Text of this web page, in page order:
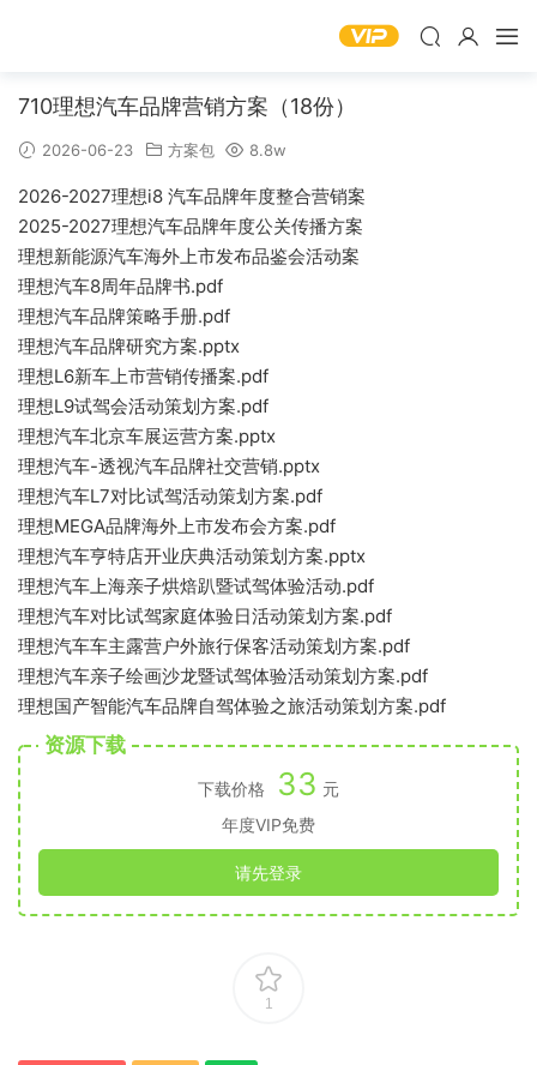
710理想汽车品牌营销方案（18份）
2026-06-23 方案包 8.8w
2026-2027理想i8 汽车品牌年度整合营销案
2025-2027理想汽车品牌年度公关传播方案
理想新能源汽车海外上市发布品鉴会活动案
理想汽车8周年品牌书.pdf
理想汽车品牌策略手册.pdf
理想汽车品牌研究方案.pptx
理想L6新车上市营销传播案.pdf
理想L9试驾会活动策划方案.pdf
理想汽车北京车展运营方案.pptx
理想汽车-透视汽车品牌社交营销.pptx
理想汽车L7对比试驾活动策划方案.pdf
理想MEGA品牌海外上市发布会方案.pdf
理想汽车亨特店开业庆典活动策划方案.pptx
理想汽车上海亲子烘焙趴暨试驾体验活动.pdf
理想汽车对比试驾家庭体验日活动策划方案.pdf
理想汽车车主露营户外旅行保客活动策划方案.pdf
理想汽车亲子绘画沙龙暨试驾体验活动策划方案.pdf
理想国产智能汽车品牌自驾体验之旅活动策划方案.pdf
资源下载
下载价格 33 元
年度VIP免费
请先登录
1